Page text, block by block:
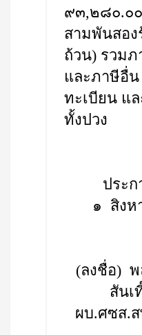
๙๓,๒๘๐.๐
สามพันสอ
ถ้วน) รวม
และภาษีอื่
ทะเบียน แ
ทั้งปวง
ประ
๑ สิง
(ลงชื่อ)
สั
ผบ.ศ